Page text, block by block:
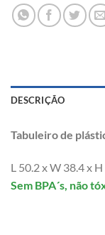
DESCRIÇÃO
Tabuleiro de
L 50.2 x W 38.4 x
Sem BPA´s, não